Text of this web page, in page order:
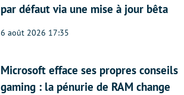
par défaut via une mise à jour bêta
6 août 2026 17:35
Microsoft efface ses propres conseils
gaming : la pénurie de RAM change